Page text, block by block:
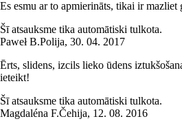
Es esmu ar to apmierināts, tikai ir mazliet
Šī atsauksme tika automātiski tulkota.
Paweł B.Polija, 30. 04. 2017
Ērts, slidens, izcils lieko ūdens
ieteikt!
Šī atsauksme tika automātiski tulkota.
Magdaléna F.Čehija, 12. 08. 2016